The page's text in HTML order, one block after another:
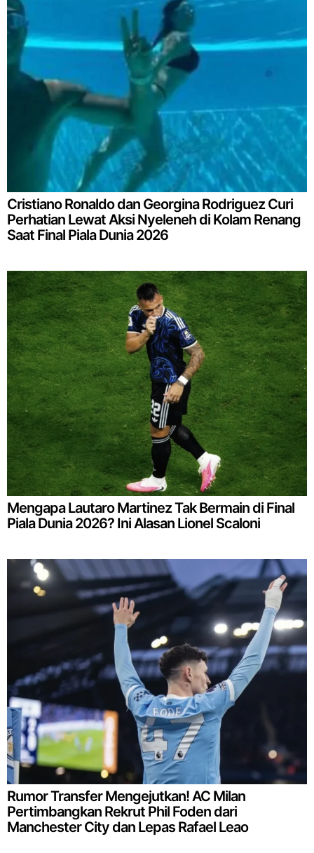
Cristiano Ronaldo dan Georgina Rodriguez Curi
Perhatian Lewat Aksi Nyeleneh di Kolam Renang
Saat Final Piala Dunia 2026
Mengapa Lautaro Martinez Tak Bermain di Final
Piala Dunia 2026? Ini Alasan Lionel Scaloni
Rumor Transfer Mengejutkan! AC Milan
Pertimbangkan Rekrut Phil Foden dari
Manchester City dan Lepas Rafael Leao